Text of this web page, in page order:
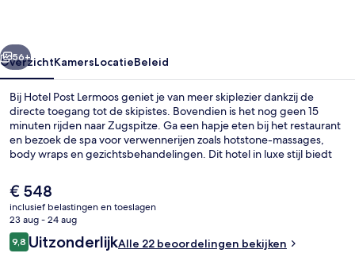
Volgende
56+
OverzichtKamersLocatieBeleid
Bij Hotel Post Lermoos geniet je van meer skiplezier dankzij de
directe toegang tot de skipistes. Bovendien is het nog geen 15
minuten rijden naar Zugspitze. Ga een hapje eten bij het restaurant
en bezoek de spa voor verwennerijen zoals hotstone-massages,
body wraps en gezichtsbehandelingen. Dit hotel in luxe stijl biedt
een bar/lounge. Voor skiliefhebbers zijn er een skipasservice en een
skiopslagruimte beschikbaar.
De
huidige
prijs
is
€ 548
€ 548
inclusief belastingen en toeslagen
23 aug - 24 aug
Beoordelingen
9,89,8 op 10 –
UitzonderlijkAlle 22 beoordelingen bekijken